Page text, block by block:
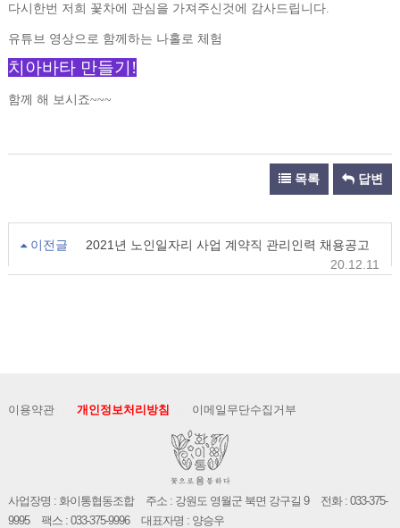
다시한번 저희 꽃차에 관심을 가져주신것에 감사드립니다.
유튜브 영상으로 함께하는 나홀로 체험
치아바타 만들기 !
함께 해 보시죠~~~
목록 답변
이전글
2021년 노인일자리 사업 계약직 관리인력 채용공고
20.12.11
이용약관 개인정보처리방침 이메일무단수집거부
사업장명 : 화이통협동조합 주소 : 강원도 영월군 북면 강구길 9
전화 : 033-375-
9995
팩스 : 033-375-9996
대표자명 : 양승우